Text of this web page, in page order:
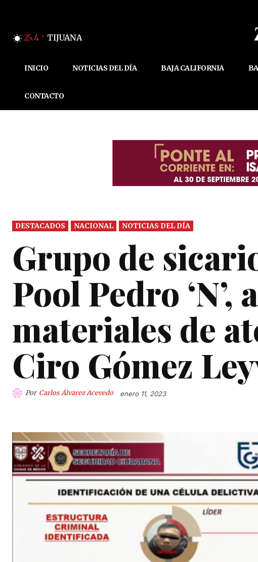
25.4 C TIJUANA
INICIO NOTICIAS DEL DÍA BAJA CALIFORNIA
CONTACTO
DESTACADOS NACIONAL NOTICIAS DEL DÍA
Grupo de
Pool Pedro ‘N’,
materiales de
Ciro Gómez
Por Carlos Álvarez Acevedo enero 11, 2023